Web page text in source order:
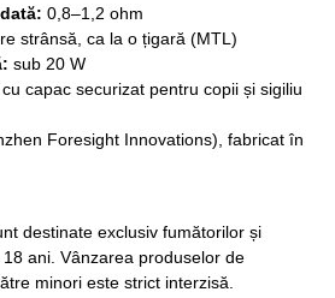
0,8–1,2 ohm
strânsă, ca la o țigară (MTL)
sub 20 W
capac securizat pentru copii și sigiliu
Foresight Innovations), fabricat în
destinate exclusiv fumătorilor și
ani. Vânzarea produselor de
minori este strict interzisă.